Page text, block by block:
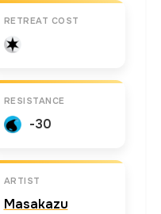
RETREAT COST
RESISTANCE
-30
ARTIST
Masakazu